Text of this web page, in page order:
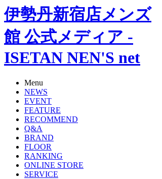
伊勢丹新宿店メンズ
館 公式メディア -
ISETAN NEN'S net
Menu
NEWS
EVENT
FEATURE
RECOMMEND
Q&A
BRAND
FLOOR
RANKING
ONLINE STORE
SERVICE